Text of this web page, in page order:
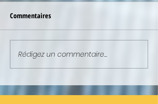
NEWSLETTER : ELLE EST EN
LIGNE !
Commentaires
Rédigez un commentaire...